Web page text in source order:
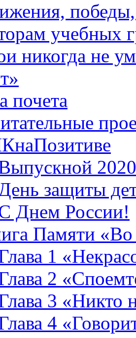
учебных
никогда не
почета
защиты
Днем России!
Памяти
1
2
3 «Никто
4